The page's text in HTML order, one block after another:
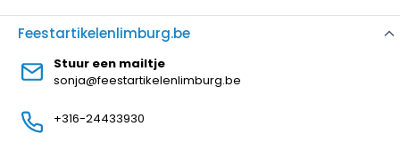
Feestartikelenlimburg.be
Stuur een mailtje
sonja@feestartikelenlimburg.be
+316-24433930